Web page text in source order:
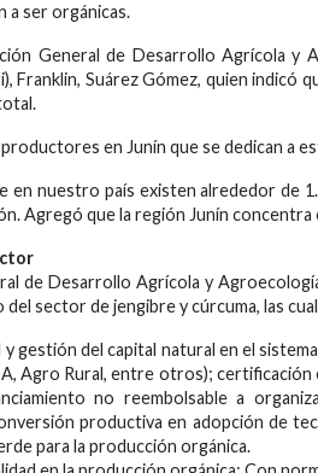
a ser orgánicas.
General de Desarrollo Agrícola y
Franklin, Suárez Gómez, quien indicó
en Junín que se dedican a
en nuestro país existen alrededor de
Agregó que la región Junín concentra
de Desarrollo Agrícola y
sector de jengibre y cúrcuma, las
gestión del capital natural en el
Agro Rural, entre otros); certificación
no reembolsable a
productiva en adopción de
para la producción orgánica.